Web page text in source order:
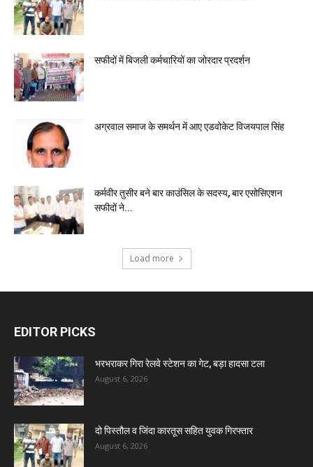
सफीदों में बिजली कर्मचारियों का जोरदार प्रदर्शन
अग्रवाल समाज के समर्थन में आए एडवोकेट विजयपाल सिंह
कर्मवीर तुसीर बने बार काउंसिल के सदस्य, बार एसोसिएशन
सफीदों ने...
Load more
EDITOR PICKS
भरभराकर गिरा रेलवे स्टेशन का गेट, बड़ा हादसा टला
August 6, 2026
दो पिस्तौल व जिंदा कारतूस सहित युवक गिरफ्तार
August 6, 2026